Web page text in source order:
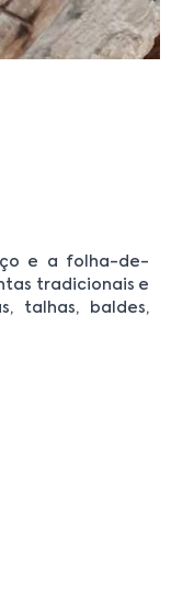
e a folha-de-
tradicionais e
talhas, baldes,